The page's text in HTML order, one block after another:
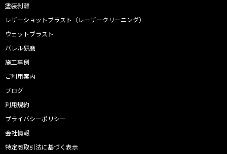
塗装剥離
レザーショットブラスト（レーザークリーニング）
ウェットブラスト
バレル研磨
施工事例
ご利用案内
ブログ
利用規約
プライバシーポリシー
会社情報
特定商取引法に基づく表示